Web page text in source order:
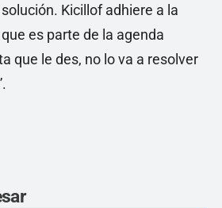
Kicillof adhiere a la
es parte de la agenda
que le des, no lo va a resolver